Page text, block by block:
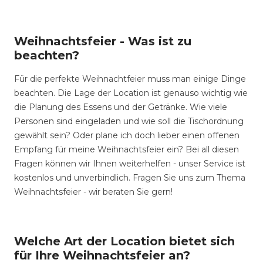
Weihnachtsfeier - Was ist zu
beachten?
Für die perfekte Weihnachtfeier muss man einige Dinge
beachten. Die Lage der Location ist genauso wichtig wie
die Planung des Essens und der Getränke. Wie viele
Personen sind eingeladen und wie soll die Tischordnung
gewählt sein? Oder plane ich doch lieber einen offenen
Empfang für meine Weihnachtsfeier ein? Bei all diesen
Fragen können wir Ihnen weiterhelfen - unser Service ist
kostenlos und unverbindlich. Fragen Sie uns zum Thema
Weihnachtsfeier - wir beraten Sie gern!
Welche Art der Location bietet sich
für Ihre Weihnachtsfeier an?